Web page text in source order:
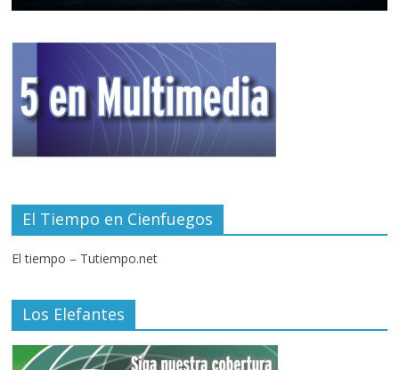
El Tiempo en Cienfuegos
El tiempo – Tutiempo.net
Los Elefantes